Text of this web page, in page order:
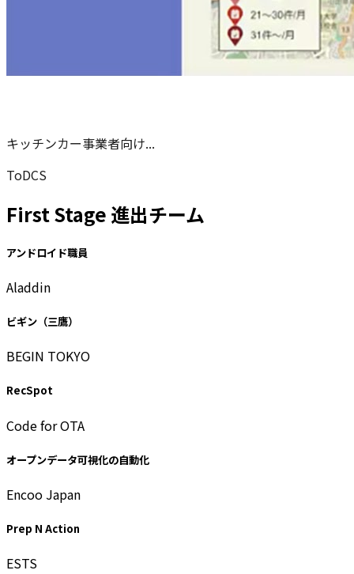
キッチンカー事業者向け...
ToDCS
First Stage 進出チーム
アンドロイド職員
Aladdin
ビギン（三鷹）
BEGIN TOKYO
RecSpot
Code for OTA
オープンデータ可視化の自動化
Encoo Japan
Prep N Action
ESTS